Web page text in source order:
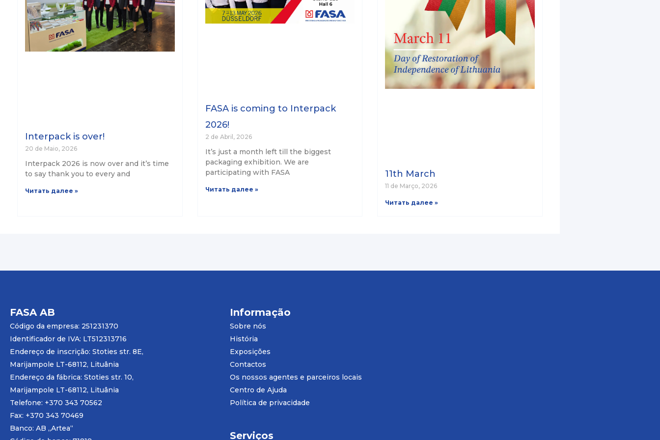
Interpack is over!
20 de Maio, 2026
Interpack 2026 is now over and it’s time
to say thank you to every and
Читать далее »
FASA is coming to Interpack
2026!
2 de Abril, 2026
It’s just a month left till the biggest
packaging exhibition. We are
participating with FASA
Читать далее »
11th March
11 de Março, 2026
Читать далее »
FASA AB
Código da empresa: 251231370
Identificador de IVA: LT512313716
Endereço de inscrição: Stoties str. 8E,
Marijampole LT-68112, Lituânia
Endereço da fábrica: Stoties str. 10,
Marijampole LT-68112, Lituânia
Telefone: +370 343 70562
Fax: +370 343 70469
Banco: AB „Artea“
Informação
Sobre nós
História
Exposições
Contactos
Os nossos agentes e parceiros locais
Centro de Ajuda
Política de privacidade
Serviços